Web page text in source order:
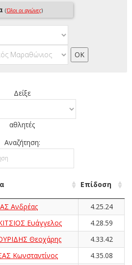
(Όλοι οι αγώνες)
Δείξε
αθλητές
Αναζήτηση:
Επίδοση
Ανδρέας
4.25.24
Ευάγγελος
4.28.59
Θεοχάρης
4.33.42
Κωνσταντίνος
4.35.08